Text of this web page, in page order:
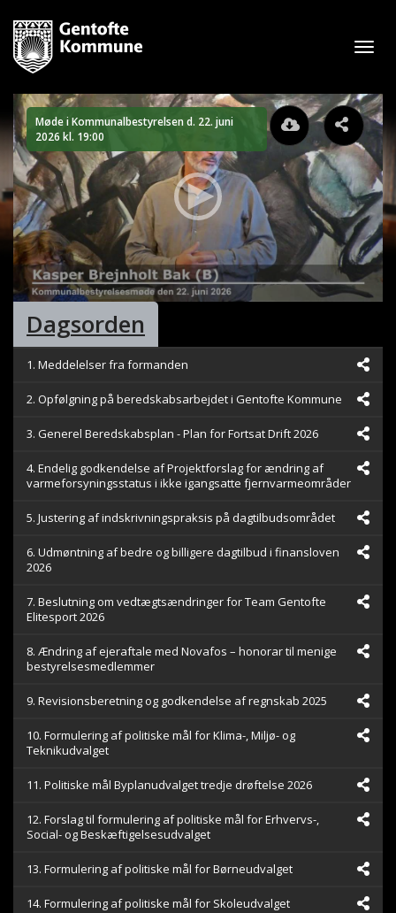
Åbn
seconds
1
hour,
minutes,
56
Møde i Kommunalbestyrelsen d. 22. juni
2026 kl. 19:00
Dagsorden
1. Meddelelser fra formanden
2. Opfølgning på beredskabsarbejdet i Gentofte Kommune
3. Generel Beredskabsplan - Plan for Fortsat Drift 2026
4. Endelig godkendelse af Projektforslag for ændring af
varmeforsyningsstatus i ikke igangsatte fjernvarmeområder
5. Justering af indskrivningspraksis på dagtilbudsområdet
6. Udmøntning af bedre og billigere dagtilbud i finansloven
2026
7. Beslutning om vedtægtsændringer for Team Gentofte
Elitesport 2026
8. Ændring af ejeraftale med Novafos – honorar til menige
bestyrelsesmedlemmer
9. Revisionsberetning og godkendelse af regnskab 2025
10. Formulering af politiske mål for Klima-, Miljø- og
Teknikudvalget
11. Politiske mål Byplanudvalget tredje drøftelse 2026
12. Forslag til formulering af politiske mål for Erhvervs-,
Social- og Beskæftigelsesudvalget
13. Formulering af politiske mål for Børneudvalget
14. Formulering af politiske mål for Skoleudvalget